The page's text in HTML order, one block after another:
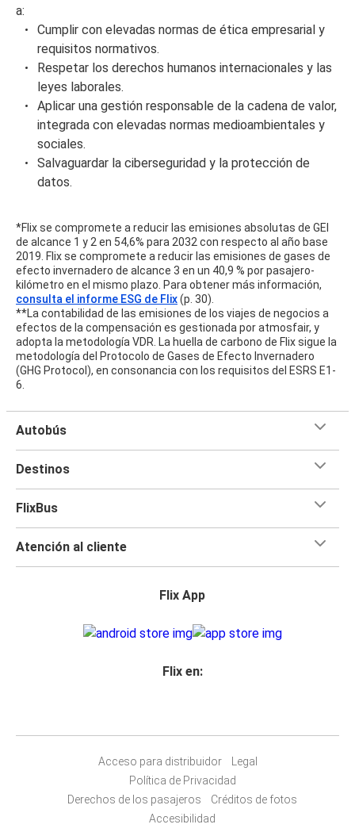
a:
Cumplir con elevadas normas de ética empresarial y
requisitos normativos.
Respetar los derechos humanos internacionales y las
leyes laborales.
Aplicar una gestión responsable de la cadena de valor,
integrada con elevadas normas medioambientales y
sociales.
Salvaguardar la ciberseguridad y la protección de
datos.
*Flix se compromete a reducir las emisiones absolutas de GEI
de alcance 1 y 2 en 54,6% para 2032 con respecto al año base
2019. Flix se compromete a reducir las emisiones de gases de
efecto invernadero de alcance 3 en un 40,9 % por pasajero-
kilómetro en el mismo plazo. Para obtener más información,
consulta el informe ESG de Flix(p. 30).
**La contabilidad de las emisiones de los viajes de negocios a
efectos de la compensación es gestionada por atmosfair, y
adopta la metodología VDR. La huella de carbono de Flix sigue la
metodología del Protocolo de Gases de Efecto Invernadero
(GHG Protocol), en consonancia con los requisitos del ESRS E1-
6.
Autobús
Destinos
FlixBus
Atención al cliente
Flix App
Flix en:
Acceso para distribuidor
Legal
Política de Privacidad
Derechos de los pasajeros
Créditos de fotos
Accesibilidad